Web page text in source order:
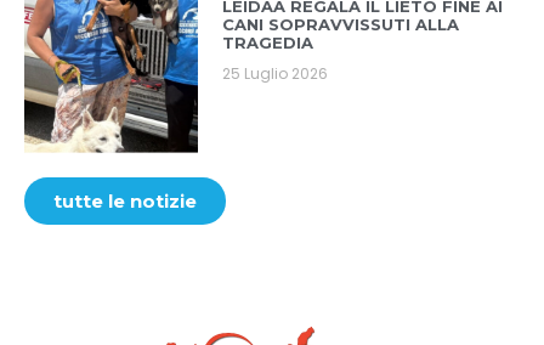
LEIDAA REGALA IL LIETO FINE AI
CANI SOPRAVVISSUTI ALLA
TRAGEDIA
25 Luglio 2026
tutte le notizie